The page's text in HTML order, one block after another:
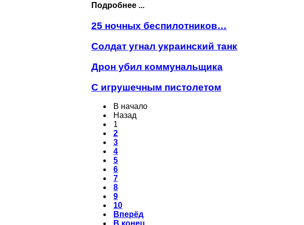
Подробнее ...
25 ночных беспилотников…
Солдат угнал украинский танк
Дрон убил коммунальщика
С игрушечным пистолетом
В начало
Назад
1
2
3
4
5
6
7
8
9
10
Вперёд